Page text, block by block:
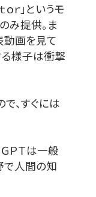
ｒ」というモ
み提供。ま
動画を見て
る様子は衝撃
、すぐには
ＰＴは一般
で人間の知